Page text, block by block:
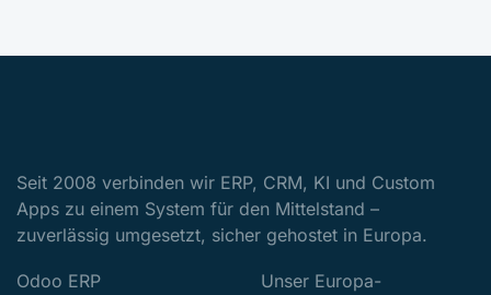
Seit 2008 verbinden wir ERP, CRM, KI und Custom
Apps zu einem System für den Mittelstand –
zuverlässig umgesetzt, sicher gehostet in Europa.
Odoo ERP
Unser Europa-